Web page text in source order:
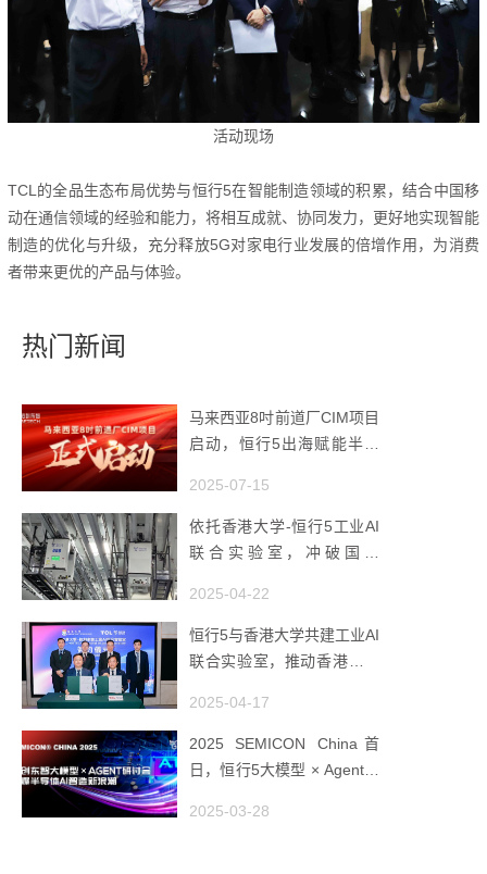
活动现场
TCL的全品生态布局优势与恒行5在智能制造领域的积累，结合中国移
动在通信领域的经验和能力， 将相互成就、协同发力，更好地实现智能
制造的优化与升级，充分释放5G对家电行业发展的倍增作用，为消费
者带来更优的产品与体验。
热门新闻
马来西亚8吋前道厂CIM项目
启动，恒行5出海赋能半导
2025-07-15
依托香港大学-恒行5工业AI
联合实验室，冲破国产
2025-04-22
恒行5与香港大学共建工业AI
联合实验室，推动香港成为
2025-04-17
2025 SEMICON China首
日，恒行5大模型 × Agent研
潮
2025-03-28